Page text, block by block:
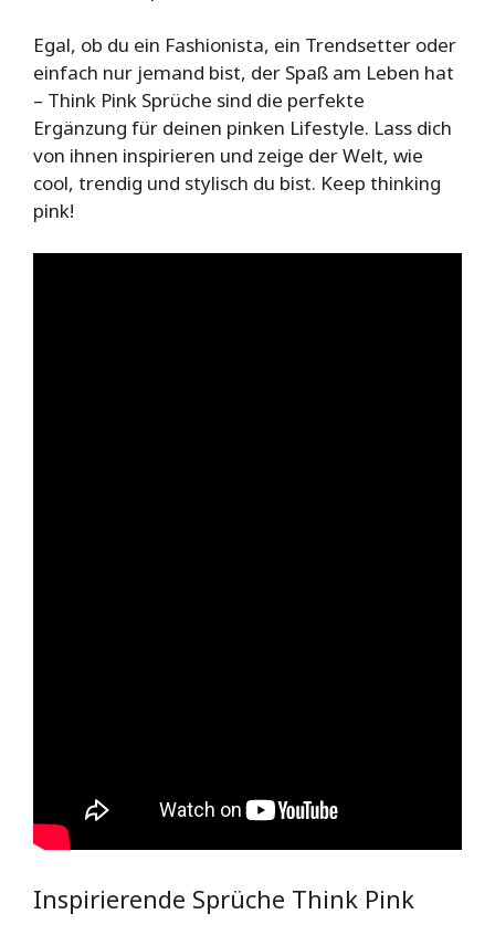
Egal, ob du ein Fashionista, ein Trendsetter oder
einfach nur jemand bist, der Spaß am Leben hat
– Think Pink Sprüche sind die perfekte
Ergänzung für deinen pinken Lifestyle. Lass dich
von ihnen inspirieren und zeige der Welt, wie
cool, trendig und stylisch du bist. Keep thinking
pink!
Inspirierende Sprüche Think Pink